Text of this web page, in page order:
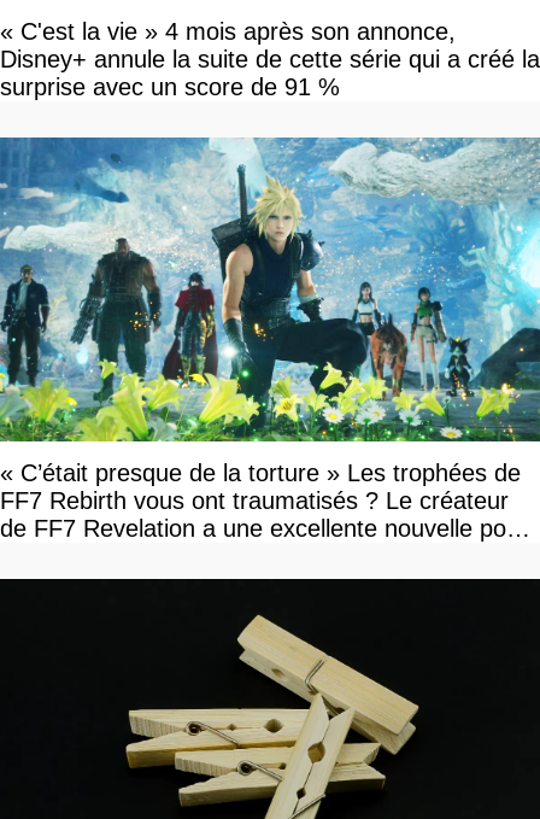
« C'est la vie » 4 mois après son annonce,
Disney+ annule la suite de cette série qui a créé la
surprise avec un score de 91 %
« C’était presque de la torture » Les trophées de
FF7 Rebirth vous ont traumatisés ? Le créateur
de FF7 Revelation a une excellente nouvelle pour